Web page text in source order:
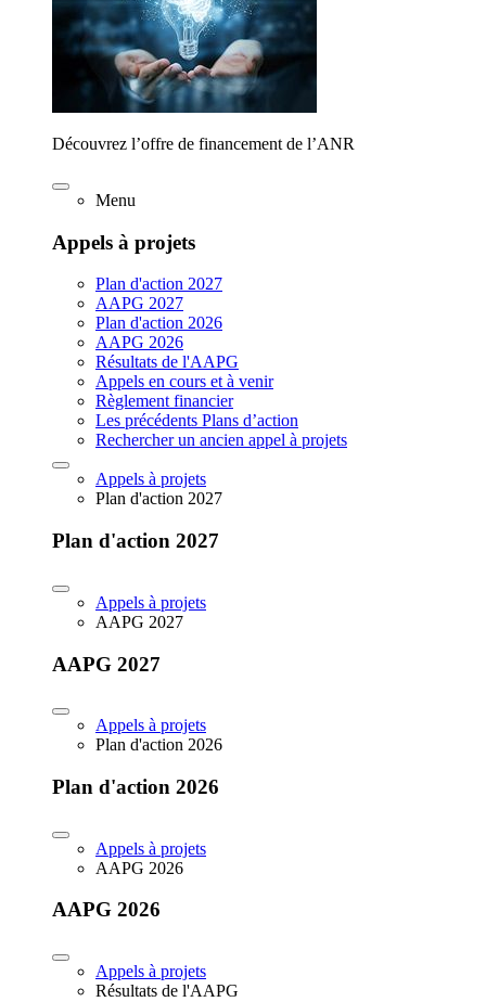
Découvrez l’offre de financement de l’ANR
Menu
Appels à projets
Plan d'action 2027
AAPG 2027
Plan d'action 2026
AAPG 2026
Résultats de l'AAPG
Appels en cours et à venir
Règlement financier
Les précédents Plans d’action
Rechercher un ancien appel à projets
Appels à projets
Plan d'action 2027
Plan d'action 2027
Appels à projets
AAPG 2027
AAPG 2027
Appels à projets
Plan d'action 2026
Plan d'action 2026
Appels à projets
AAPG 2026
AAPG 2026
Appels à projets
Résultats de l'AAPG